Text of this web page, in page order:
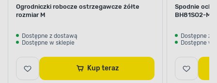
Ogrodniczki robocze ostrzegawcze żółte
rozmiar M
Dostępne z dostawą
Dostępne w sklepie
Kup teraz
Spodnie
BH81SO2-M
Dostępne z
Dostępne w